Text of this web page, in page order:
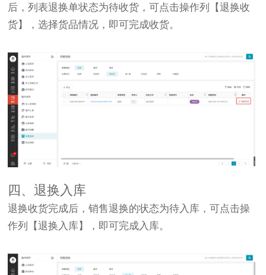
后，列表退换单状态为待收货，可点击操作列【退换收
货】，选择货品情况，即可完成收货。
四、退换入库
退换收货完成后，销售退换的状态为待入库，可点击操
作列【退换入库】，即可完成入库。